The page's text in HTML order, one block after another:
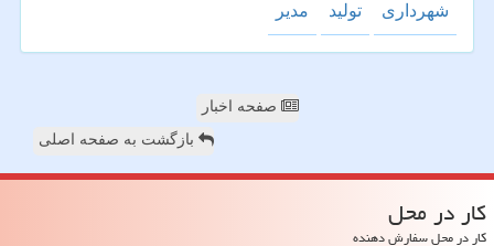
شهرداری تولید مدیر
صفحه اخبار
بازگشت به صفحه اصلی
كار در محل
کار در محل سفارش دهنده